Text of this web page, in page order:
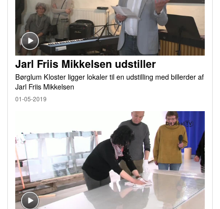
Jarl Friis Mikkelsen udstiller
Børglum Kloster ligger lokaler til en udstilling med billerder af
Jarl Friis Mikkelsen
01-05-2019